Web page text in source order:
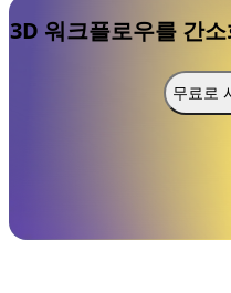
3D 워크플로우를 간
무료로